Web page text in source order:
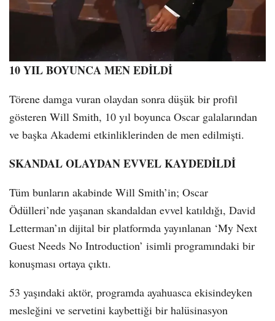
10 YIL BOYUNCA MEN EDİLDİ
Törene damga vuran olaydan sonra düşük bir profil
gösteren Will Smith, 10 yıl boyunca Oscar galalarından
ve başka Akademi etkinliklerinden de men edilmişti.
SKANDAL OLAYDAN EVVEL KAYDEDİLDİ
Tüm bunların akabinde Will Smith’in; Oscar
Ödülleri’nde yaşanan skandaldan evvel katıldığı, David
Letterman’ın dijital bir platformda yayınlanan ‘My Next
Guest Needs No Introduction’ isimli programındaki bir
konuşması ortaya çıktı.
53 yaşındaki aktör, programda ayahuasca ekisindeyken
mesleğini ve servetini kaybettiği bir halüsinasyon